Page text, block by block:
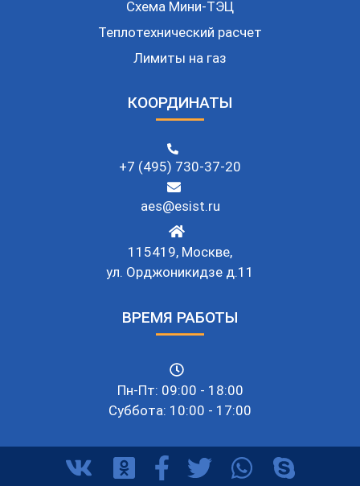
Мини-ТЭС
Схема Мини-ТЭЦ
Лимиты на газ
КООРДИНАТЫ
+7 (495) 730-37-20
aes@esist.ru
ул. Орджоникидзе д.11
ВРЕМЯ РАБОТЫ
Суббота: 10:00 - 17:00